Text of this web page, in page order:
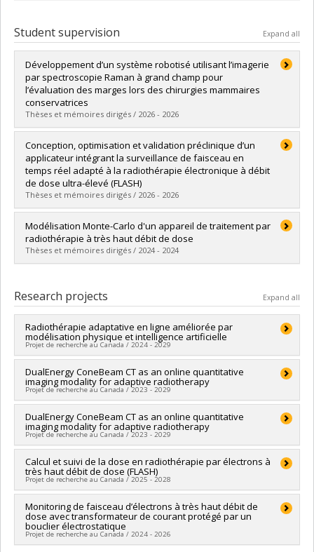
Student supervision Expand all
Développement d’un système robotisé utilisant l’imagerie
par spectroscopie Raman à grand champ pour
l’évaluation des marges lors des chirurgies mammaires
conservatrices
Thèses et mémoires dirigés / 2026 - 2026
Graduate : Danis, Laurence
Cycle :Master's
Grade :M. Sc.
Lien vers le document dans Papyrus
Conception, optimisation et validation préclinique d’un
applicateur intégrant la surveillance de faisceau en
temps réel adapté à la radiothérapie électronique à débit
de dose ultra-élevé (FLASH)
Thèses et mémoires dirigés / 2026 - 2026
Graduate :Chiasson, Javier
Cycle :Master's
Grade :M. Sc.
Lien vers le document dans Papyrus
Modélisation Monte-Carlo d'un appareil de traitement par
radiothérapie à très haut débit de dose
Thèses et mémoires dirigés / 2024 - 2024
Cycle :Master's
Grade :M. Sc.
Lien vers le document dans Papyrus
Research projects Expand all
Radiothérapie adaptative en ligne améliorée par
modélisation physique et intelligence artificielle
Projet de recherche au Canada / 2024 - 2029
Lead researcher :Arthur Lalonde
Funding sources:FRQNT/Fonds de recherche du Québec -
Nature et technologies (FQRNT)
partenariat public-privé (financement partagé entre les fonds
de recherche du Québec)
DualEnergy ConeBeam CT as an online quantitative
imaging modality for adaptive radiotherapy
Projet de recherche au Canada / 2023 - 2029
Lead researcher :Arthur Lalonde
Funding sources:CRSNG/Conseil de recherches en sciences
naturelles et génie du Canada (CRSNG)
découverte
DualEnergy ConeBeam CT as an online quantitative
imaging modality for adaptive radiotherapy
Projet de recherche au Canada / 2023 - 2029
Lead researcher : Arthur Lalonde
Funding sources:CRSNG/Conseil de recherches en sciences
naturelles et génie du Canada (CRSNG)
PVX20965-(RGP) Programme de subvention à
la découverte individuelle ou de groupe
Calcul et suivi de la dose en radiothérapie par électrons à
très haut débit de dose (FLASH)
Projet de recherche au Canada / 2025 - 2028
Lead researcher :Arthur Lalonde
Funding sources:FRQNT/Fonds de recherche du Québec -
Nature et technologies (FQRNT)
Grant programs:PVXXXXXX-(NC) Établissement de la relève
Monitoring de faisceau d’électrons à très haut débit de
dose avec transformateur de courant protégé par un
bouclier électrostatique
Projet de recherche au Canada / 2024 - 2026